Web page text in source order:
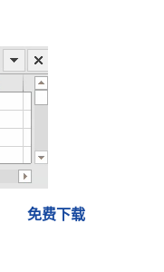
免费下载